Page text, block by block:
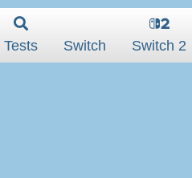
Tests Switch Switch 2